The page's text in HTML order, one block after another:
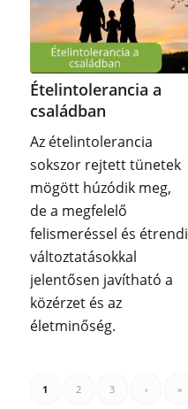
Ételintolerancia a
családban
Az ételintolerancia
sokszor rejtett tünetek
mögött húzódik meg,
de a megfelelő
felismeréssel és étrendi
változtatásokkal
jelentősen javítható a
közérzet és az
életminőség.
1 2 3 › »